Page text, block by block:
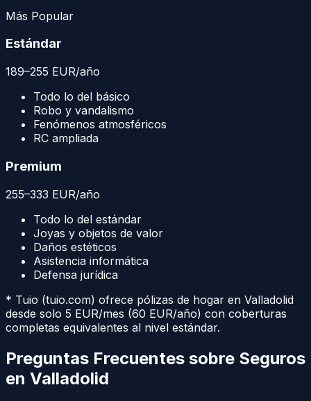
Más Popular
Estándar
189–255 EUR/año
Todo lo del básico
Robo y vandalismo
Fenómenos atmosféricos
RC ampliada
Premium
255–333 EUR/año
Todo lo del estándar
Joyas y objetos de valor
Daños estéticos
Asistencia informática
Defensa jurídica
* Tuio (tuio.com) ofrece pólizas de hogar en Valladolid
desde solo 5 EUR/mes (60 EUR/año) con coberturas
completas equivalentes al nivel estándar.
Preguntas Frecuentes sobre Seguros
en Valladolid